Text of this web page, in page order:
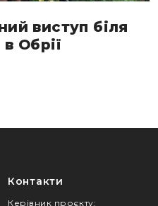
виступ біля
Обрії
Контакти
Керівник проєкту: